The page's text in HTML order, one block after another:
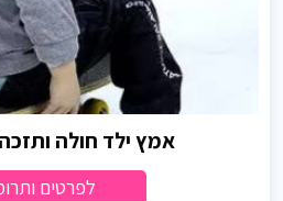
אמץ ילד חולה
לפרטים